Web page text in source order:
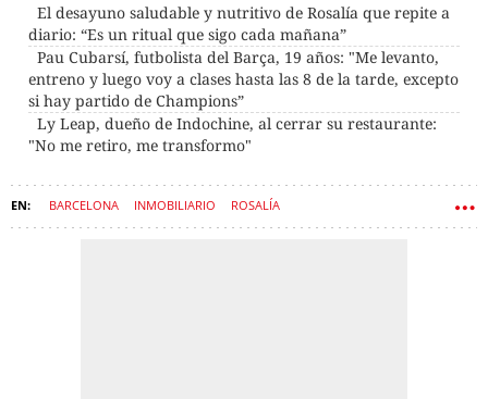
El desayuno saludable y nutritivo de Rosalía que repite a
diario: “Es un ritual que sigo cada mañana”
Pau Cubarsí, futbolista del Barça, 19 años: "Me levanto,
entreno y luego voy a clases hasta las 8 de la tarde, excepto
si hay partido de Champions”
Ly Leap, dueño de Indochine, al cerrar su restaurante:
"No me retiro, me transformo"
BARCELONA INMOBILIARIO ROSALÍA